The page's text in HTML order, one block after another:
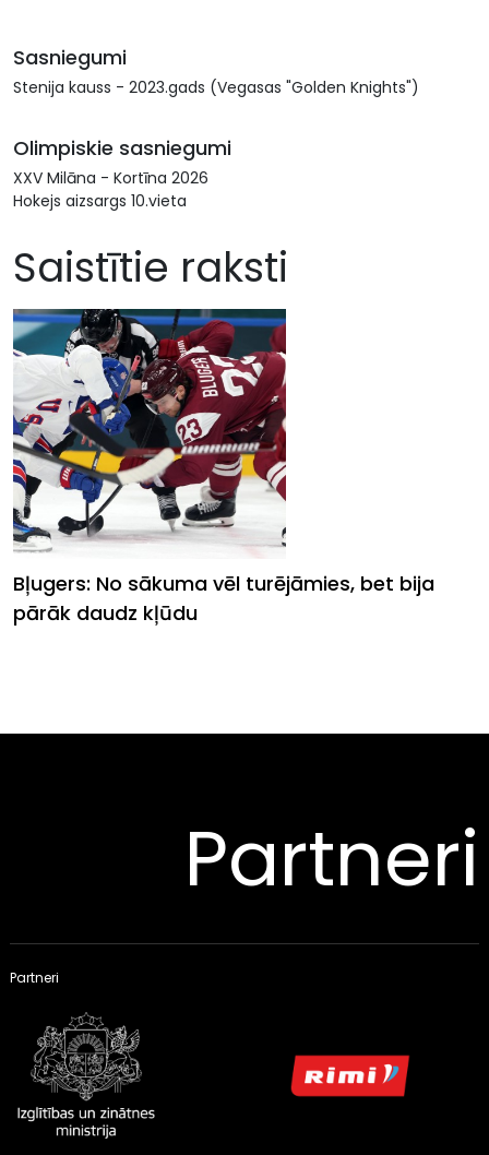
Sasniegumi
Stenija kauss - 2023.gads (Vegasas "Golden Knights")
Olimpiskie sasniegumi
XXV Milāna - Kortīna 2026
Hokejs aizsargs 10.vieta
Saistītie raksti
Bļugers: No sākuma vēl turējāmies, bet bija
pārāk daudz kļūdu
Partneri
Partneri